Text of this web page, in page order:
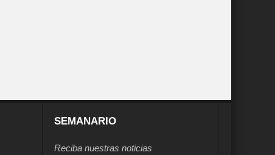
SEMANARIO
Reciba nuestras noticias